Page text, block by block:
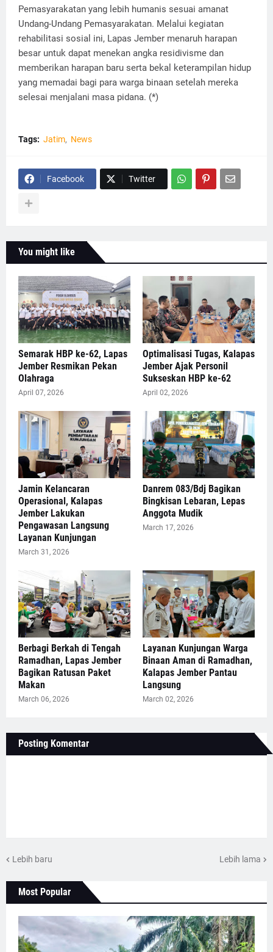
Pemasyarakatan yang lebih humanis sesuai amanat
Undang-Undang Pemasyarakatan. Melalui kegiatan
rehabilitasi sosial ini, Lapas Jember menaruh harapan
besar untuk dapat menekan angka residivisme dan
memberikan harapan baru serta bekal keterampilan hidup
yang memadai bagi para warga binaan setelah mereka
selesai menjalani masa pidana. (*)
Tags: Jatim News
Facebook Twitter
You might like
Semarak HBP ke-62, Lapas
Jember Resmikan Pekan
Olahraga
April 07, 2026
Optimalisasi Tugas, Kalapas
Jember Ajak Personil
Sukseskan HBP ke-62
April 02, 2026
Jamin Kelancaran
Operasional, Kalapas
Jember Lakukan
Pengawasan Langsung
Layanan Kunjungan
March 31, 2026
Danrem 083/Bdj Bagikan
Bingkisan Lebaran, Lepas
Anggota Mudik
March 17, 2026
Berbagi Berkah di Tengah
Ramadhan, Lapas Jember
Bagikan Ratusan Paket
Makan
March 06, 2026
Layanan Kunjungan Warga
Binaan Aman di Ramadhan,
Kalapas Jember Pantau
Langsung
March 02, 2026
Posting Komentar
Lebih baru Lebih lama
Most Popular